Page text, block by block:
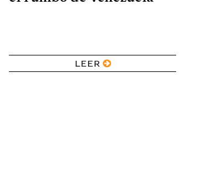
LEER